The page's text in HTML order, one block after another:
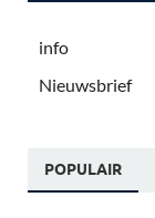
info
Nieuwsbrief
POPULAIR